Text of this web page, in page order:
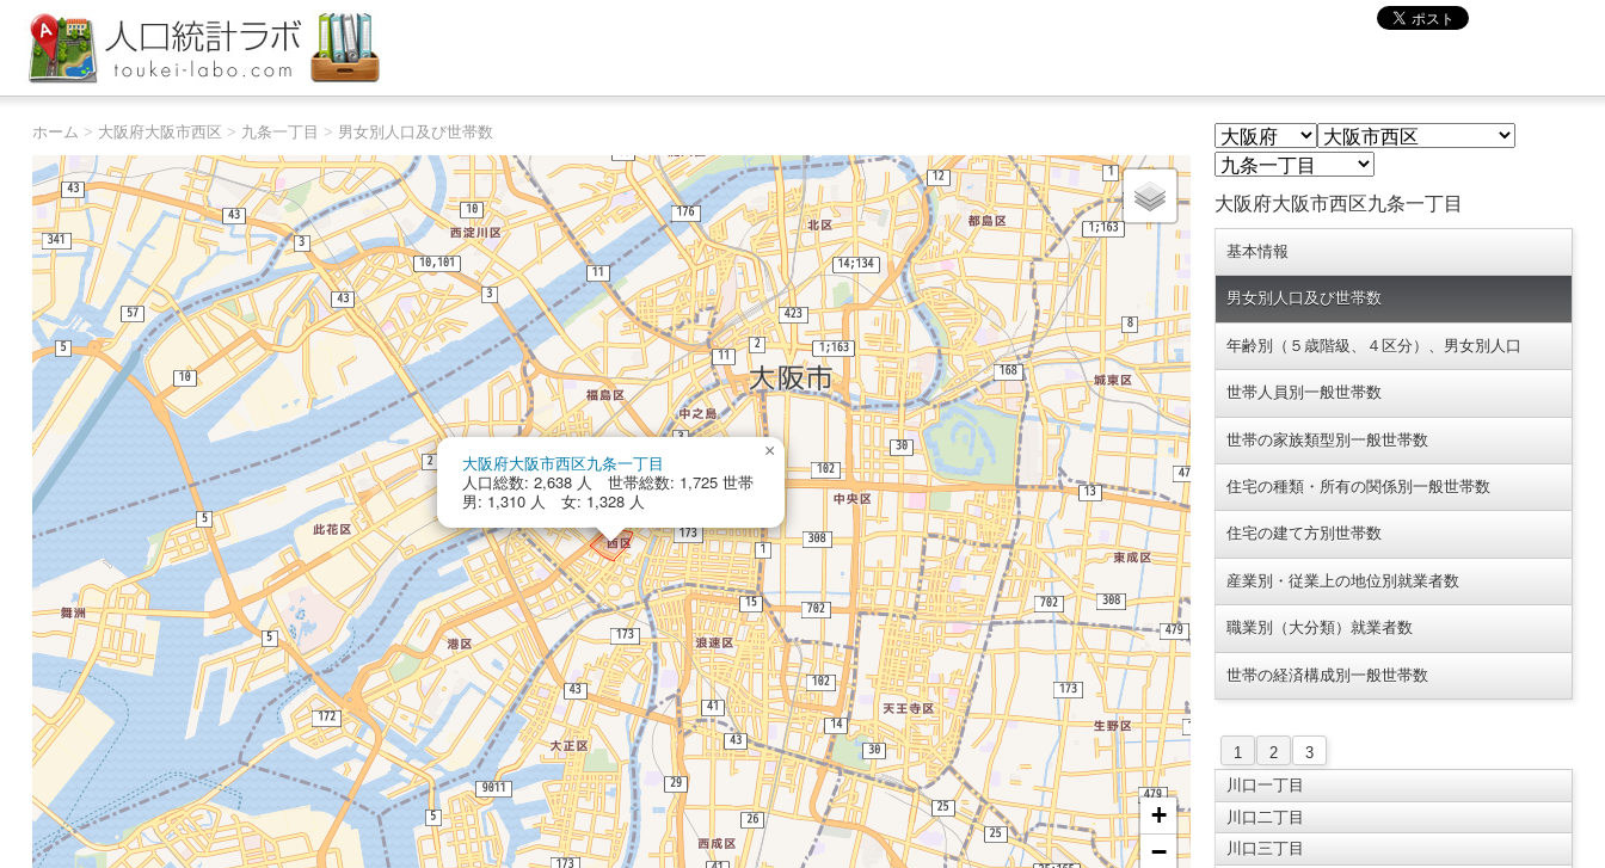
ホーム > 大阪府大阪市西区 > 九条一丁目 > 男女別人口及び世帯数
大阪府大阪市西区九条一丁目
人口総数: 2,638 人 世帯総数: 1,725 世帯
男: 1,310 人 女: 1,328 人
×
+
−
大阪府大阪市西区九条一丁目
基本情報
男女別人口及び世帯数
年齢別（５歳階級、４区分）、男女別人口
世帯人員別一般世帯数
世帯の家族類型別一般世帯数
住宅の種類・所有の関係別一般世帯数
住宅の建て方別世帯数
産業別・従業上の地位別就業者数
職業別（大分類）就業者数
世帯の経済構成別一般世帯数
1 2
3
川口一丁目
川口二丁目
川口三丁目